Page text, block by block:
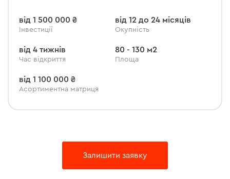
від 1 500 000 ₴
Інвестиції
від 12 до 24 місяців
Окупність
від 4 тижнів
Час відкриття
80 - 130 м2
Площа
від 1 100 000 ₴
Асортиментна матриця
Залишити заявку